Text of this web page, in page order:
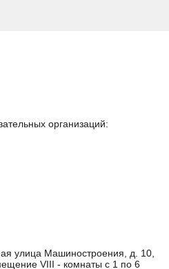
организаций:
улица Машиностроения, д. 10,
VIII - комнаты с 1 по 6